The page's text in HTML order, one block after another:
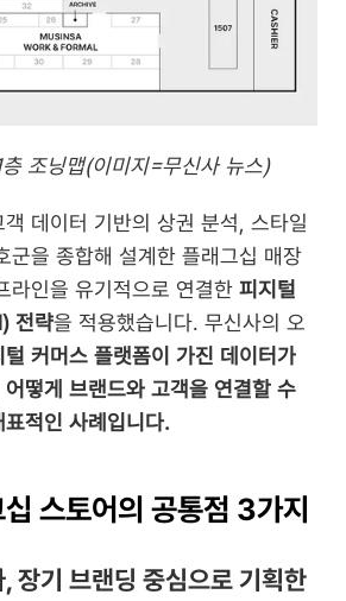
조닝맵(이미지=무신사 뉴스)
데이터 기반의 상권 분석, 스타일
군을 종합해 설계한 플래그십 매장
라인을 유기적으로 연결한 피지털
전략을 적용했습니다. 무신사의 오
털 커머스 플랫폼이 가진 데이터가
떻게 브랜드와 고객을 연결할 수
적인 사례입니다.
스토어의 공통점 3가지
장기 브랜딩 중심으로 기획한